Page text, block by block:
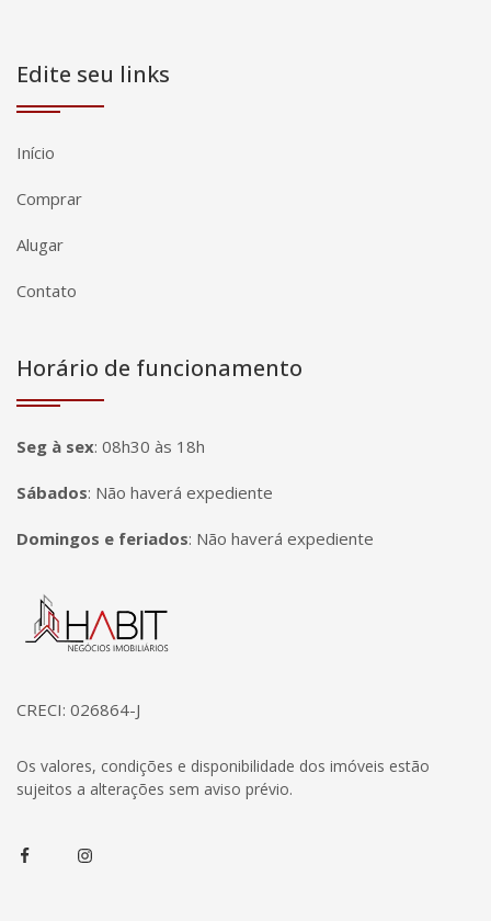
Edite seu links
Início
Comprar
Alugar
Contato
Horário de funcionamento
Seg à sex: 08h30 às 18h
Sábados: Não haverá expediente
Domingos e feriados: Não haverá expediente
Página inicial
CRECI: 026864-J
Os valores, condições e disponibilidade dos imóveis estão
sujeitos a alterações sem aviso prévio.
FacebookInstagram